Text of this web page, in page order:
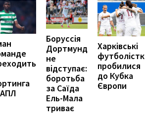
Боруссія
Дортмунд
не
відступає:
боротьба
за Саїда
Ель-Мала
триває
Харківські
пробилися
до Кубка
Європи